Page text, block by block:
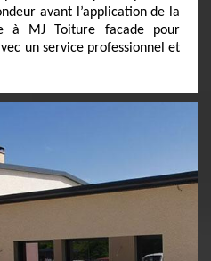
avant l’application de la
à MJ Toiture facade pour
un service professionnel et